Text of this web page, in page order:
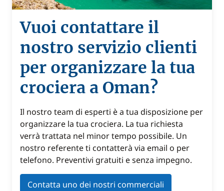
Vuoi contattare il
nostro servizio clienti
per organizzare la tua
crociera a Oman?
Il nostro team di esperti è a tua disposizione per
organizzare la tua crociera. La tua richiesta
verrà trattata nel minor tempo possibile. Un
nostro referente ti contatterà via email o per
telefono. Preventivi gratuiti e senza impegno.
Contatta uno dei nostri commerciali